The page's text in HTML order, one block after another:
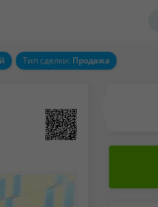
Тип сделки: Продажа